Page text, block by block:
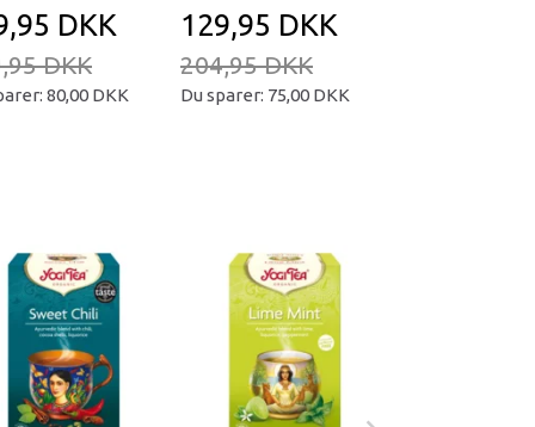
DKK
DKK
80,00 DKK
129,95 DKK
204,95 DKK
Du sparer: 75,00 DKK